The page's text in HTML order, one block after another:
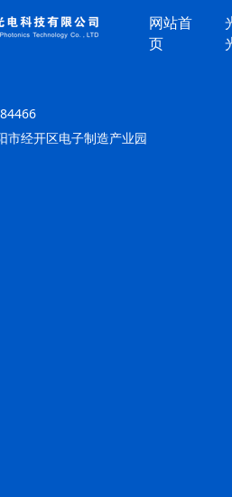
市经开区电子制造产业园
网站首
页